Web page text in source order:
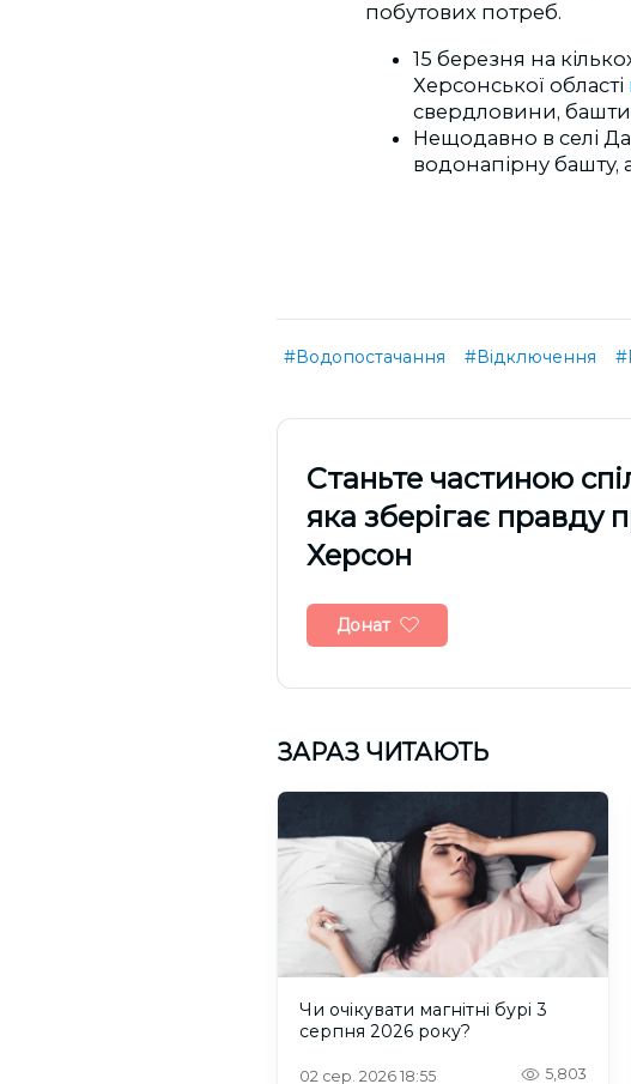
побутових потреб.
15 березня на
Херсонської області
свердловини,
Нещодавно в селі
водонапірну башту,
#Водопостачання #Відключення
Cтаньте частиною
яка зберігає правду
Херсон
Донат
ЗАРАЗ ЧИТАЮТЬ
Чи очікувати магнітні бурі 3
серпня 2026 року?
02 сер. 2026 18:55 5,803